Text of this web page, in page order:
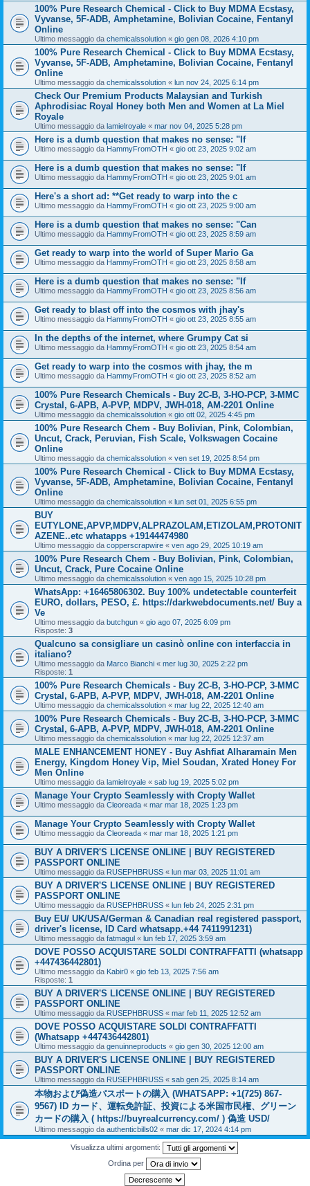
100% Pure Research Chemical - Click to Buy MDMA Ecstasy,
Vyvanse, 5F-ADB, Amphetamine, Bolivian Cocaine, Fentanyl
Online
Ultimo messaggio da chemicalssolution « gio gen 08, 2026 4:10 pm
100% Pure Research Chemical - Click to Buy MDMA Ecstasy,
Vyvanse, 5F-ADB, Amphetamine, Bolivian Cocaine, Fentanyl
Online
Ultimo messaggio da chemicalssolution « lun nov 24, 2025 6:14 pm
Check Our Premium Products Malaysian and Turkish
Aphrodisiac Royal Honey both Men and Women at La Miel
Royale
Ultimo messaggio da lamielroyale « mar nov 04, 2025 5:28 pm
Here is a dumb question that makes no sense: "If
Ultimo messaggio da HammyFromOTH « gio ott 23, 2025 9:02 am
Here is a dumb question that makes no sense: "If
Ultimo messaggio da HammyFromOTH « gio ott 23, 2025 9:01 am
Here's a short ad: **Get ready to warp into the c
Ultimo messaggio da HammyFromOTH « gio ott 23, 2025 9:00 am
Here is a dumb question that makes no sense: "Can
Ultimo messaggio da HammyFromOTH « gio ott 23, 2025 8:59 am
Get ready to warp into the world of Super Mario Ga
Ultimo messaggio da HammyFromOTH « gio ott 23, 2025 8:58 am
Here is a dumb question that makes no sense: "If
Ultimo messaggio da HammyFromOTH « gio ott 23, 2025 8:56 am
Get ready to blast off into the cosmos with jhay's
Ultimo messaggio da HammyFromOTH « gio ott 23, 2025 8:55 am
In the depths of the internet, where Grumpy Cat si
Ultimo messaggio da HammyFromOTH « gio ott 23, 2025 8:54 am
Get ready to warp into the cosmos with jhay, the m
Ultimo messaggio da HammyFromOTH « gio ott 23, 2025 8:52 am
100% Pure Research Chemicals - Buy 2C-B, 3-HO-PCP, 3-MMC
Crystal, 6-APB, A-PVP, MDPV, JWH-018, AM-2201 Online
Ultimo messaggio da chemicalssolution « gio ott 02, 2025 4:45 pm
100% Pure Research Chem - Buy Bolivian, Pink, Colombian,
Uncut, Crack, Peruvian, Fish Scale, Volkswagen Cocaine
Online
Ultimo messaggio da chemicalssolution « ven set 19, 2025 8:54 pm
100% Pure Research Chemical - Click to Buy MDMA Ecstasy,
Vyvanse, 5F-ADB, Amphetamine, Bolivian Cocaine, Fentanyl
Online
Ultimo messaggio da chemicalssolution « lun set 01, 2025 6:55 pm
BUY
EUTYLONE,APVP,MDPV,ALPRAZOLAM,ETIZOLAM,PROTONIT
AZENE..etc whatapps +19144474980
Ultimo messaggio da copperscrapwire « ven ago 29, 2025 10:19 am
100% Pure Research Chem - Buy Bolivian, Pink, Colombian,
Uncut, Crack, Pure Cocaine Online
Ultimo messaggio da chemicalssolution « ven ago 15, 2025 10:28 pm
WhatsApp: +16465806302. Buy 100% undetectable counterfeit
EURO, dollars, PESO, £. https://darkwebdocuments.net/ Buy a
Ve
Ultimo messaggio da butchgun « gio ago 07, 2025 6:09 pm
Risposte: 3
Qualcuno sa consigliare un casinò online con interfaccia in
italiano?
Ultimo messaggio da Marco Bianchi « mer lug 30, 2025 2:22 pm
Risposte: 1
100% Pure Research Chemicals - Buy 2C-B, 3-HO-PCP, 3-MMC
Crystal, 6-APB, A-PVP, MDPV, JWH-018, AM-2201 Online
Ultimo messaggio da chemicalssolution « mar lug 22, 2025 12:40 am
100% Pure Research Chemicals - Buy 2C-B, 3-HO-PCP, 3-MMC
Crystal, 6-APB, A-PVP, MDPV, JWH-018, AM-2201 Online
Ultimo messaggio da chemicalssolution « mar lug 22, 2025 12:37 am
MALE ENHANCEMENT HONEY - Buy Ashfiat Alharamain Men
Energy, Kingdom Honey Vip, Miel Soudan, Xrated Honey For
Men Online
Ultimo messaggio da lamielroyale « sab lug 19, 2025 5:02 pm
Manage Your Crypto Seamlessly with Cropty Wallet
Ultimo messaggio da Cleoreada « mar mar 18, 2025 1:23 pm
Manage Your Crypto Seamlessly with Cropty Wallet
Ultimo messaggio da Cleoreada « mar mar 18, 2025 1:21 pm
BUY A DRIVER'S LICENSE ONLINE | BUY REGISTERED
PASSPORT ONLINE
Ultimo messaggio da RUSEPHBRUSS « lun mar 03, 2025 11:01 am
BUY A DRIVER'S LICENSE ONLINE | BUY REGISTERED
PASSPORT ONLINE
Ultimo messaggio da RUSEPHBRUSS « lun feb 24, 2025 2:31 pm
Buy EU/ UK/USA/German & Canadian real registered passport,
driver's license, ID Card whatsapp.+44 7411991231)
Ultimo messaggio da fatmagul « lun feb 17, 2025 3:59 am
DOVE POSSO ACQUISTARE SOLDI CONTRAFFATTI (whatsapp
+447436442801)
Ultimo messaggio da Kabir0 « gio feb 13, 2025 7:56 am
Risposte: 1
BUY A DRIVER'S LICENSE ONLINE | BUY REGISTERED
PASSPORT ONLINE
Ultimo messaggio da RUSEPHBRUSS « mar feb 11, 2025 12:52 am
DOVE POSSO ACQUISTARE SOLDI CONTRAFFATTI
(Whatsapp +447436442801)
Ultimo messaggio da genuinneproducts « gio gen 30, 2025 12:00 am
BUY A DRIVER'S LICENSE ONLINE | BUY REGISTERED
PASSPORT ONLINE
Ultimo messaggio da RUSEPHBRUSS « sab gen 25, 2025 8:14 am
本物および偽造パスポートの購入 (WHATSAPP: +1(725) 867-
9567) ID カード、運転免許証、投資による米国市民権、グリーン
カードの購入 ( https://buyrealcurrency.com/ ) 偽造 USD/
Ultimo messaggio da authenticbills02 « mar dic 17, 2024 4:14 pm
Visualizza ultimi argomenti:
Ordina per